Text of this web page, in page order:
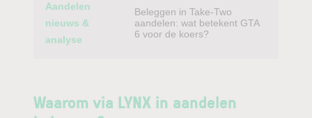
Aandelen
nieuws &
analyse
Beleggen in Take-Two
aandelen: wat betekent GTA
6 voor de koers?
Waarom via LYNX in aandelen